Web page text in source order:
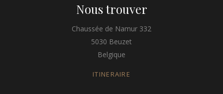
Nous trouver
Chaussée de Namur 332
5030 Beuzet
Belgique
ITINERAIRE